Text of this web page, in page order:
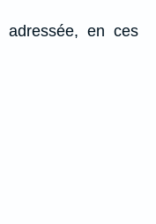
en ces